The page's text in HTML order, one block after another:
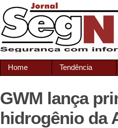
Home Tendência
GWM lança
hidrogênio da